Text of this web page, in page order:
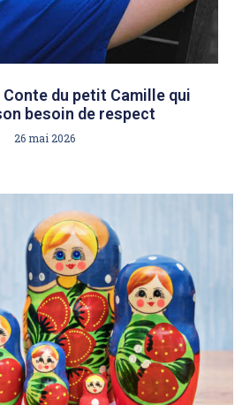
du petit Camille qui
besoin de respect
26 mai 2026